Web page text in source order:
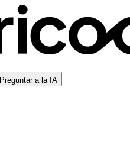
Preguntar a la IA